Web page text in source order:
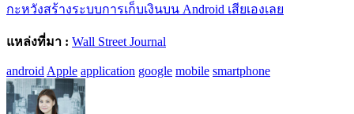
กะหวังสร้างระบบการเก็บเงินบน Android เสียเองเลย
แหล่งที่มา : Wall Street Journal
android Apple application google mobile smartphone